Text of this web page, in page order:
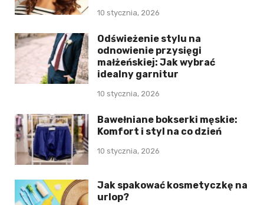
10 stycznia, 2026
Odświeżenie stylu na
odnowienie przysięgi
małżeńskiej: Jak wybrać
idealny garnitur
10 stycznia, 2026
Bawełniane bokserki męskie:
Komfort i styl na co dzień
10 stycznia, 2026
Jak spakować kosmetyczkę na
urlop?